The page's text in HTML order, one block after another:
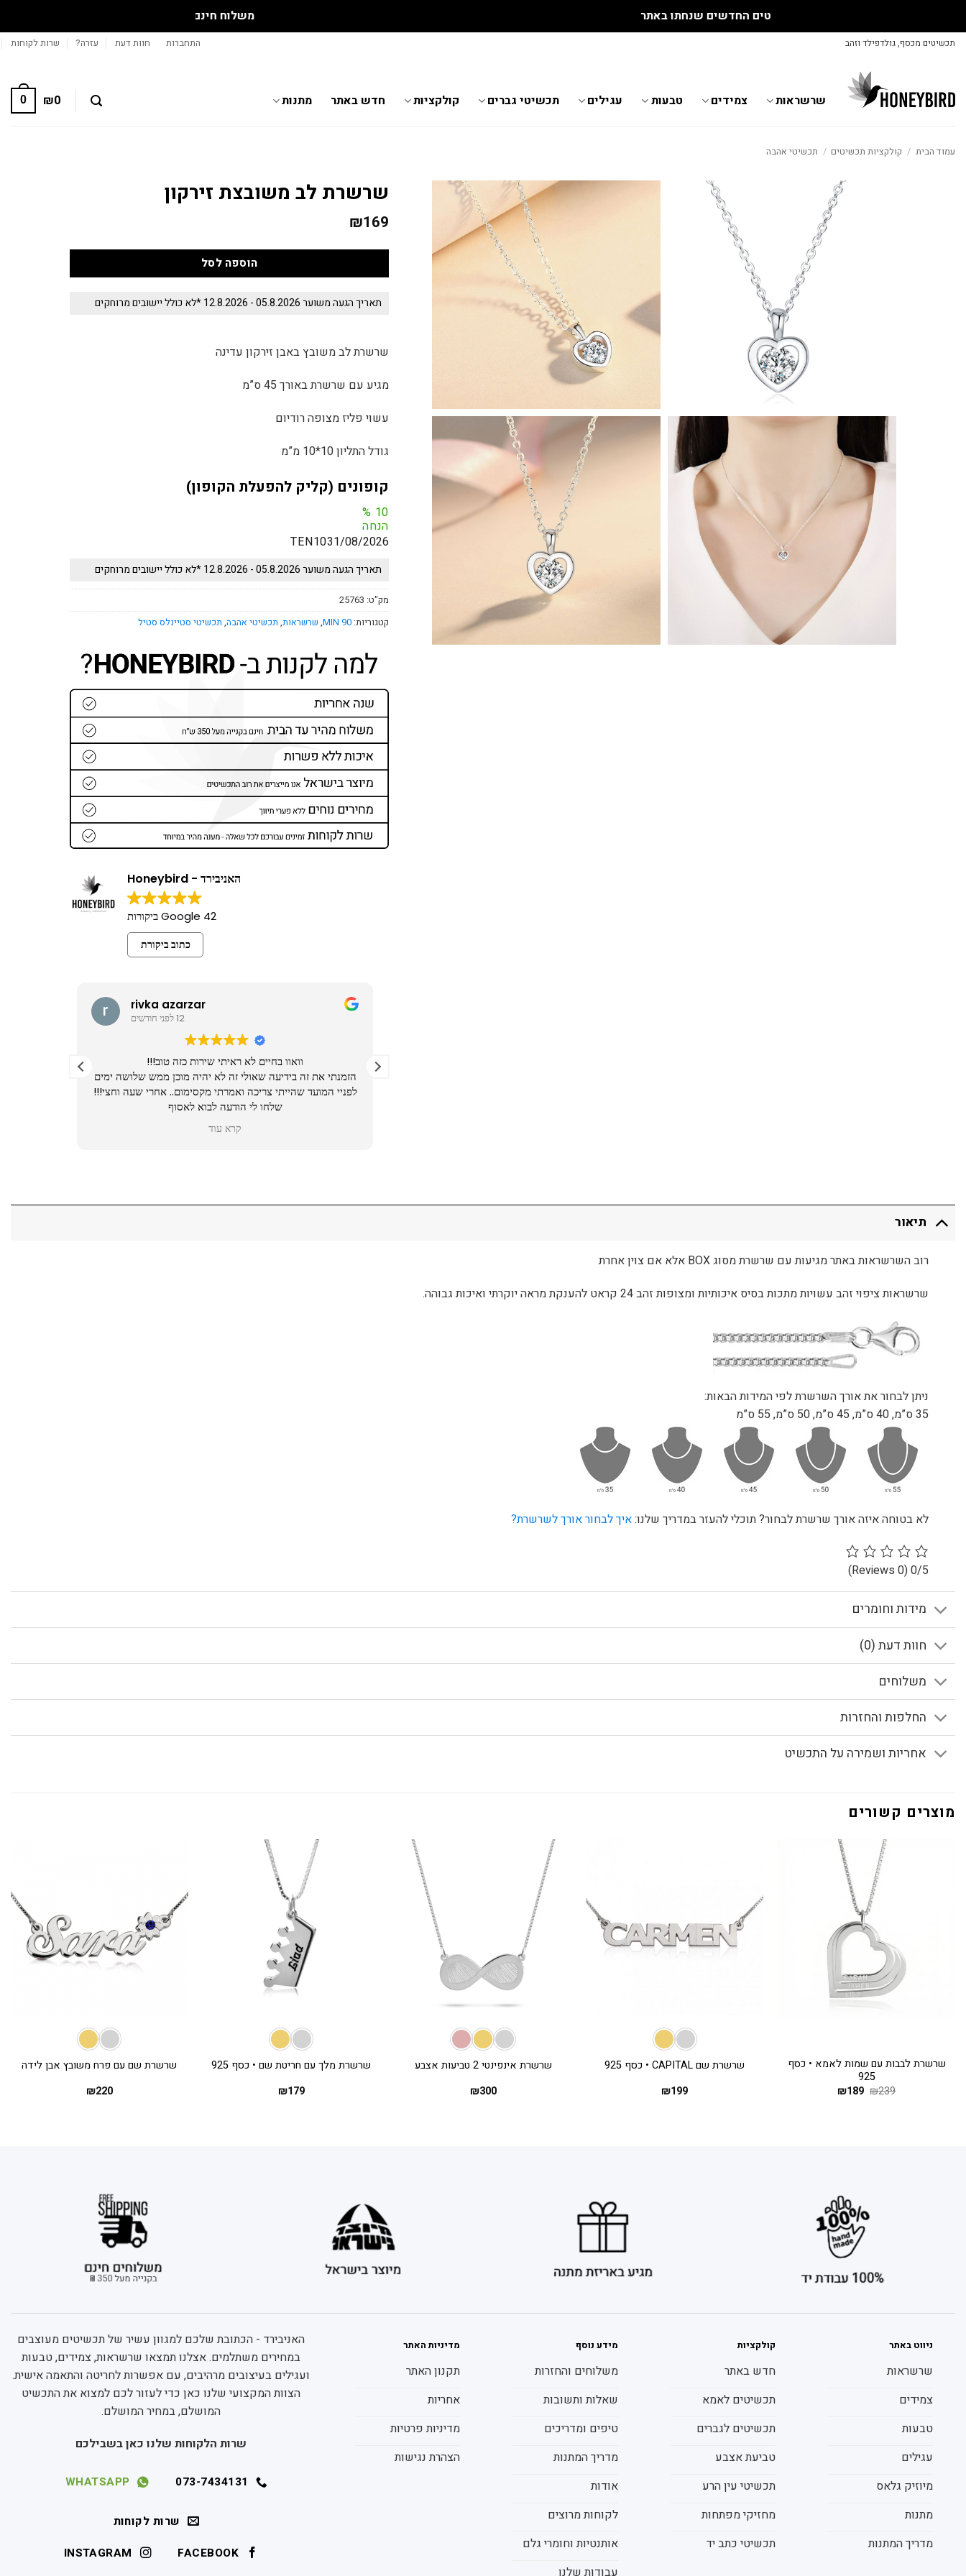
Skip
תכשיטים מכסף, גולדפילד וזהב התחברות חוות דעת עזרה? שרות לקוחות
שרשראות צמידים טבעות עגילים תכשיטי גברים קולקציות חדש באתר מתנות ₪0
0
עמוד הבית / קולקציות תכשיטים / תכשיטי אהבה
שרשרת לב משובצת זירקון
₪169
הוספה לסל
תאריך הגעה משוער 05.8.2026 - 12.8.2026 *לא כולל יישובים מרוחקים
שרשרת לב משובץ באבן זירקון עדינה
מגיע עם שרשרת באורך 45 ס”מ
עשוי פליז מצופה רודיום
גודל התליון 10*10 מ”מ
קופונים (קליק להפעלת הקופון)
10
%
הנחה
TEN1031/08/2026
תאריך הגעה משוער 05.8.2026 - 12.8.2026 *לא כולל יישובים מרוחקים
מק"ט: 25763
קטגוריות: 90 MIN
, שרשראות, תכשיטי אהבה, תכשיטי סטיינלס סטיל
האניבירד - Honeybird
42 Google ביקורות
כתוב ביקורת
rivka azarzar
12 לפני חודשים
וואוו בחיים לא ראיתי שירות כזה טוב!!!
הזמנתי את זה בידיעה שאולי זה לא יהיה מוכן ממש שלושה ימים
לפניי המועד שהייתי צריכה ואמרתי מקסימום.. אחרי שעה וחצי!!!
שלחו לי הודעה לבוא לאסוף
קרא עוד
תיאור
רוב השרשראות באתר מגיעות עם שרשרת מסוג BOX אלא אם צוין אחרת
שרשראות ציפוי זהב עשויות מתכות בסיס איכותיות ומצופות זהב 24 קראט להענקת מראה יוקרתי ואיכות גבוהה.
ניתן לבחור את אורך השרשרת לפי המידות הבאות:
35 ס”מ, 40 ס”מ, 45 ס”מ, 50 ס”מ, 55 ס”מ
לא בטוחה איזה אורך שרשרת לבחור? תוכלי להעזר במדריך שלנו:איך לבחור אורך לשרשרת?
0/5
(0 Reviews)
מידות וחומרים
חוות דעת (0)
משלוחים
החלפות והחזרות
אחריות ושמירה על התכשיט
מוצרים קשורים
שרשרת לבבות עם שמות לאמא • כסף
925
₪239 המחיר
₪189
שרשרת שם CAPITAL • כסף 925
₪199
שרשרת אינפינטי 2 טביעות אצבע
₪300
שרשרת מלך עם חריטת שם • כסף 925
₪179
שרשרת שם עם פרח משובץ אבן לידה
₪220
ניווט באתר
שרשראות
צמידים
טבעות
עגילים
מיוזיק גלאס
מתנות
מדריך המתנות
קולקציות
חדש באתר
תכשיטים לאמא
תכשיטים לגברים
טביעת אצבע
תכשיטי עין הרע
מחזיקי מפתחות
תכשיטי כתב יד
מידע נוסף
משלוחים והחזרות
שאלות ותשובות
טיפים ומדריכים
מדריך המתנות
אודות
לקוחות מרוצים
אותנטיות וחומרי גלם
מדיניות האתר
תקנון האתר
אחריות
מדיניות פרטיות
הצהרת נגישות
האניבירד - הכתובת שלכם למגוון עשיר של תכשיטים מעוצבים
במחירים משתלמים. אצלנו תמצאו שרשראות, צמידים, טבעות
ועגילים בעיצובים מרהיבים, עם אפשרות לחריטה והתאמה אישית.
הצוות המקצועי שלנו כאן כדי לעזור לכם למצוא את התכשיט
המושלם, במחיר המושלם.
שרות הלקוחות שלנו כאן בשבילכם
073-7434131
WHATSAPP
שרות לקוחות
FACEBOOK
INSTAGRAM